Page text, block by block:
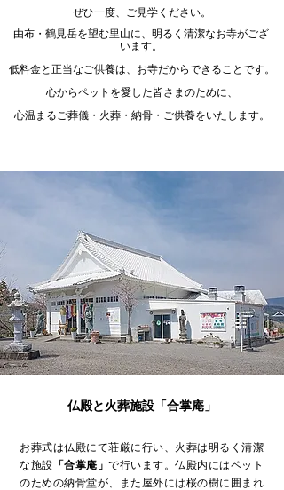
​ぜひ一度、ご見学ください。
由布・鶴見岳を望む里山に、明るく清潔なお寺がござ
います。
低料金と正当なご供養は、お寺だからできることです。
心からペットを愛した皆さまのために、
心温まるご葬儀・火葬・納骨・ご供養をいたします。
仏殿と火葬施設「合掌庵」
お葬式は仏殿にて荘厳に行い、火葬は明るく清潔
な施設 「合掌庵」で行います。仏殿内にはペット
のための納骨堂が、また屋外には桜の樹に囲まれ